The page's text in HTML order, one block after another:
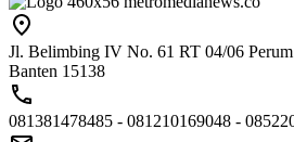
Jl. Belimbing IV No. 61 RT 04/06
Banten 15138
081381478485 - 081210169048 -